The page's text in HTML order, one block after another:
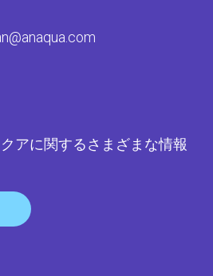
アに関するさまざまな情報